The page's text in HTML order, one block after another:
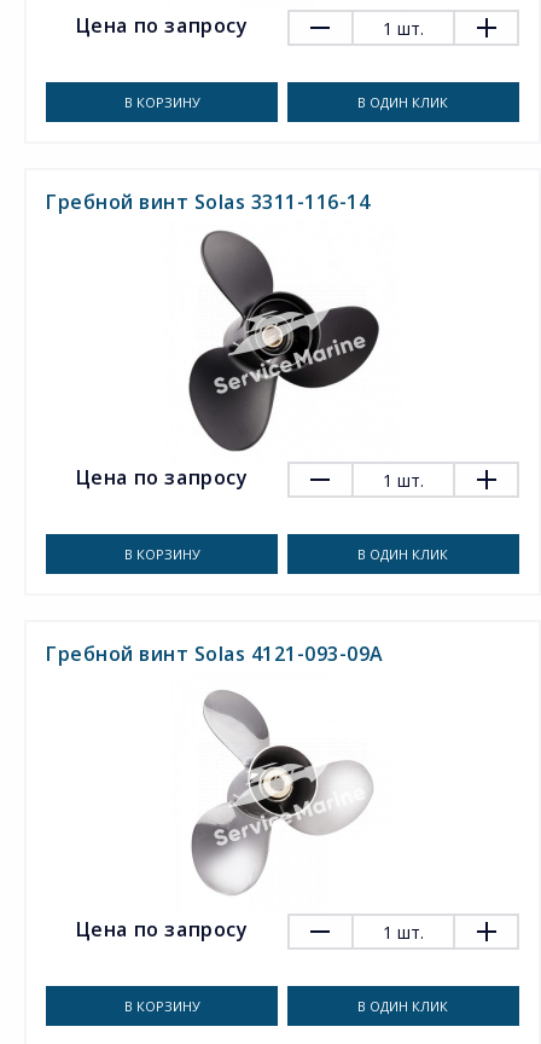
Цена по запросу 1 шт.
В КОРЗИНУ В ОДИН КЛИК
Гребной винт Solas 3311-116-14
Цена по запросу 1 шт.
В КОРЗИНУ В ОДИН КЛИК
Гребной винт Solas 4121-093-09A
Цена по запросу 1 шт.
В КОРЗИНУ В ОДИН КЛИК